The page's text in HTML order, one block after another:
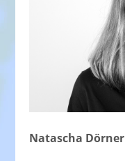
Natascha Dörner